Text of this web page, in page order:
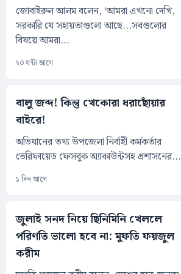
জোবাইরুল আলম বলেন, ‘আমরা এখনো দেখি,
সরকারি যে সহায়তাগুলো আছে...সবগুলোর
বিষয়ে আমরা...
২০ ঘন্টা আগে
বালু জব্দ! কিন্তু খেকোরা ধরাছোঁয়ার
বাইরে!
অভিযানের তথ্য উপজেলা নির্বাহী কর্মকর্তার
ভেরিফায়েড ফেসবুক অ্যাকাউন্টসহ প্রশাসনের...
১ দিন আগে
জুলাই সনদ নিয়ে ছিনিমিনি খেললে
পরিণতি ভালো হবে না: মুফতি ফয়জুল
করীম